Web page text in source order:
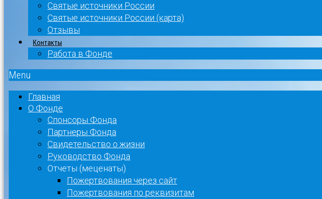
Святые источники России
Святые источники России (карта)
Отзывы
Контакты
Работа в Фонде
Menu
Главная
О Фонде
Спонсоры Фонда
Партнеры Фонда
Свидетельство о жизни
Руководство Фонда
Отчеты (меценаты)
Пожертвования через сайт
Пожертвования по реквизитам